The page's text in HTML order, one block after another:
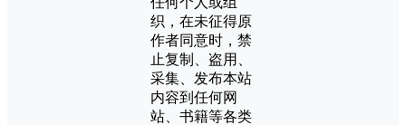
织，在未征得原
作者同意时，禁
止复制、盗用、
采集、发布本站
内容到任何网
站、书籍等各类